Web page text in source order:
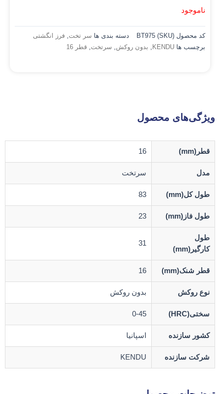
ناموجود
کد محصول (SKU) BT975 دسته بندی ها سر تخت فرز انگشتی
برچسب ها KENDU بدون روکش سرتخت قطر 16
ویژگی‌های محصول
قطر(mm) 16
مدل سرتخت
طول کل(mm) 83
طول فاز(mm) 23
طول
کارگیر(mm)
31
قطر شنک(mm) 16
نوع روکش بدون روکش
سختی(HRC) 0-45
کشور سازنده اسپانیا
شرکت سازنده KENDU